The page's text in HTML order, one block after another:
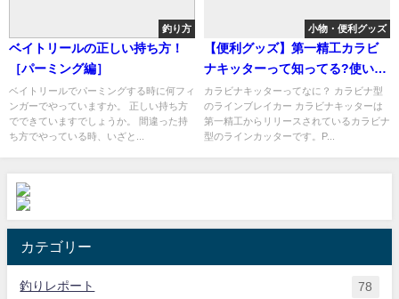
釣り方
ベイトリールの正しい持ち方！
［パーミング編］
ベイトリールでパーミングする時に何フィ
ンガーでやっていますか。 正しい持ち方
でできていますでしょうか。 間違った持
ち方でやっている時、いざと...
小物・便利グッズ
【便利グッズ】第一精工カラビ
ナキッターって知ってる?使い方
とインプレ
カラビナキッターってなに？ カラビナ型
のラインブレイカー カラビナキッターは
第一精工からリリースされているカラビナ
型のラインカッターです。P...
カテゴリー
釣りレポート 78